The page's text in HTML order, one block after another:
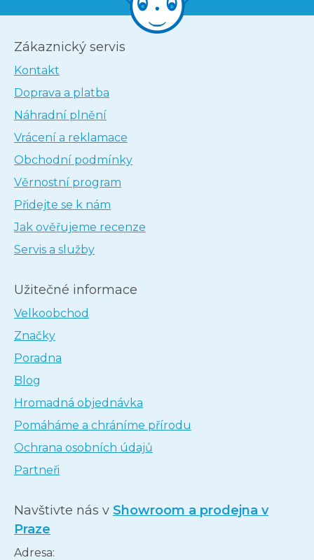
Zákaznický servis
Kontakt
Doprava a platba
Náhradní plnění
Vrácení a reklamace
Obchodní podmínky
Věrnostní program
Přidejte se k nám
Jak ověřujeme recenze
Servis a služby
Užitečné informace
Velkoobchod
Značky
Poradna
Blog
Hromadná objednávka
Pomáháme a chráníme přírodu
Ochrana osobních údajů
Partneři
Navštivte nás v Showroom a prodejna v
Praze
Adresa: